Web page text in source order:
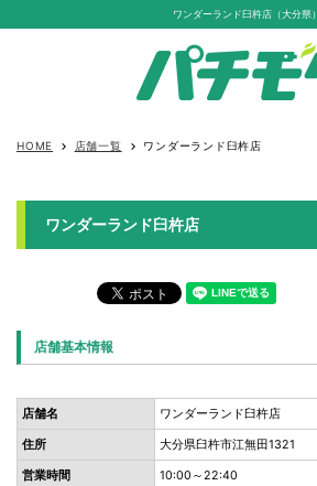
ワンダーランド臼杵店（大分県）
HOME keyboard_arrow_right 店舗一覧 keyboard_arrow_right ワンダーランド臼杵店
ワンダーランド臼杵店
店舗基本情報
店舗名 ワンダーランド臼杵店
住所 大分県臼杵市江無田1321
営業時間 10:00～22:40